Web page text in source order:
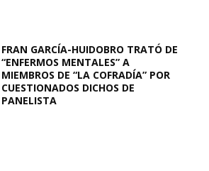
FRAN GARCÍA-HUIDOBRO TRATÓ DE
“ENFERMOS MENTALES” A
MIEMBROS DE “LA COFRADÍA” POR
CUESTIONADOS DICHOS DE
PANELISTA